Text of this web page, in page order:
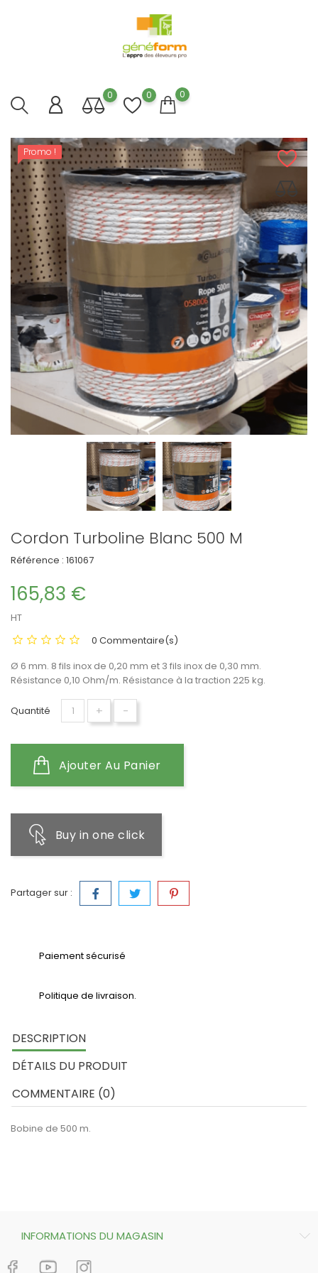
0 0 0
Promo !
Cordon Turboline Blanc 500 M
Référence : 161067
165,83 €
HT
0 Commentaire(s)
Ø 6 mm. 8 fils inox de 0,20 mm et 3 fils inox de 0,30 mm.
Résistance 0,10 Ohm/m. Résistance à la traction 225 kg.
Quantité + -
Ajouter Au Panier
Buy in one click
Partager sur :
Paiement sécurisé
Politique de livraison.
DESCRIPTION
DÉTAILS DU PRODUIT
COMMENTAIRE (0)
Bobine de 500 m.
INFORMATIONS DU MAGASIN